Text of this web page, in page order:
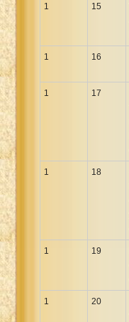
1 15
1 16
1 17
1 18
1 19
1 20